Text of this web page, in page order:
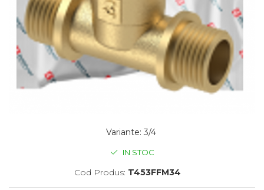
Variante: 3/4
IN STOC
Cod Produs: T453FFM34